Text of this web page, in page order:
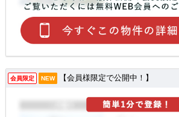
会員限定 NEW 【会員様限定で公開中！】